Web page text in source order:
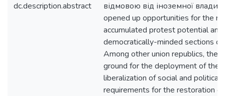
dc.description.abstract
відмовою від іноземної влади.
opened up opportunities for the
accumulated protest potential
democratically-minded sections
Among other union republics, the
ground for the deployment of the
liberalization of social and political
requirements for the restoration